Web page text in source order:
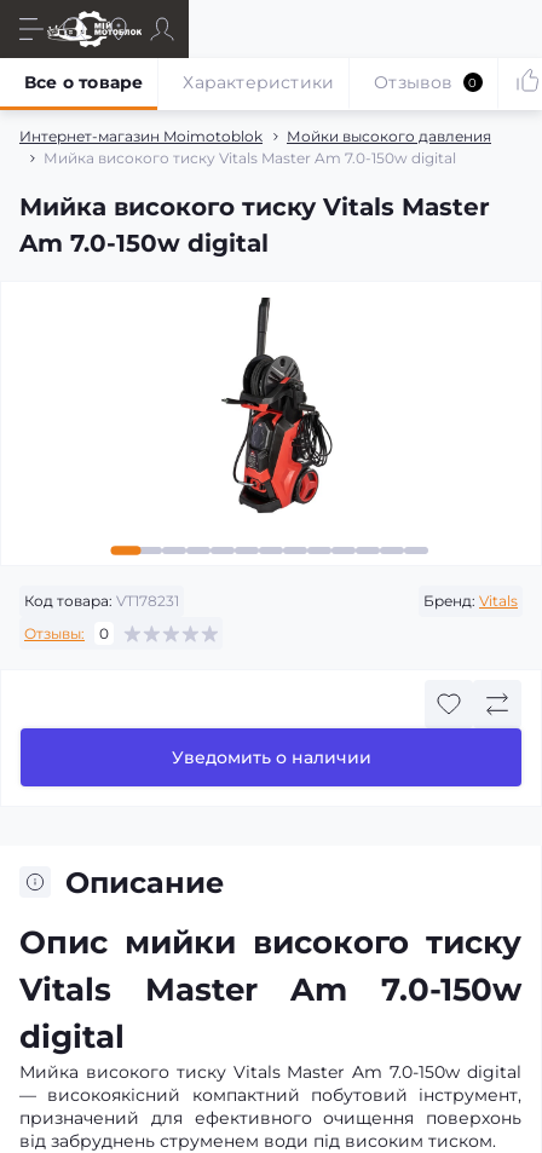
Интернет-магазин Moimotoblok
Мойки высокого давления
Мийка високого тиску Vitals Master Am 7.0-150w digital
Мийка високого тиску Vitals Master
Am 7.0-150w digital
Все о товаре Характеристики Отзывов 0
Код товара: VT178231 Бренд: Vitals
Отзывы:
0
Уведомить о наличии
Описание
Опис мийки високого тиску
Vitals Master Am 7.0-150w
digital
Мийка високого тиску Vitals Master Am 7.0-150w digital
— високоякісний компактний побутовий інструмент,
призначений для ефективного очищення поверхонь
від забруднень струменем води під високим тиском.